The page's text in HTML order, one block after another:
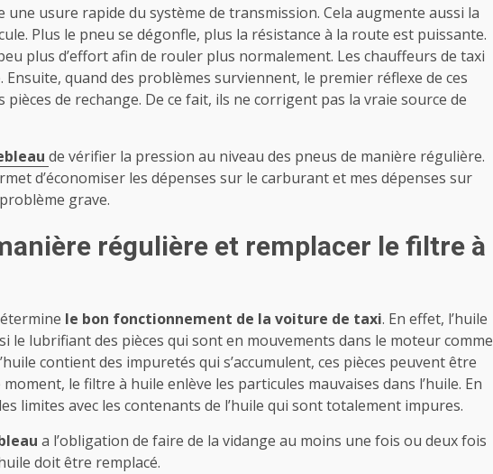
usure rapide du système de transmission. Cela augmente aussi la
Plus le pneu se dégonfle, plus la résistance à la route est puissante.
plus d’effort afin de rouler plus normalement. Les chauffeurs de taxi
quand des problèmes surviennent, le premier réflexe de ces
pièces de rechange. De ce fait, ils ne corrigent pas la vraie source de
de vérifier la pression au niveau des pneus de manière régulière.
d’économiser les dépenses sur le carburant et mes dépenses sur
grave.
régulière et remplacer le filtre à
le bon fonctionnement de la voiture de taxi. En effet, l’huile
le lubrifiant des pièces qui sont en mouvements dans le moteur comme
contient des impuretés qui s’accumulent, ces pièces peuvent être
le filtre à huile enlève les particules mauvaises dans l’huile. En
limites avec les contenants de l’huile qui sont totalement impures.
a l’obligation de faire de la vidange au moins une fois ou deux fois
doit être remplacé.